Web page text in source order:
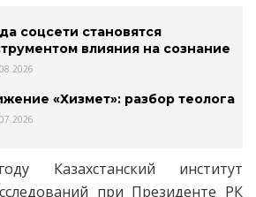
соцсети становятся
влияния на сознание
«Хизмет»: разбор теолога
Казахстанский институт
при Президенте РК